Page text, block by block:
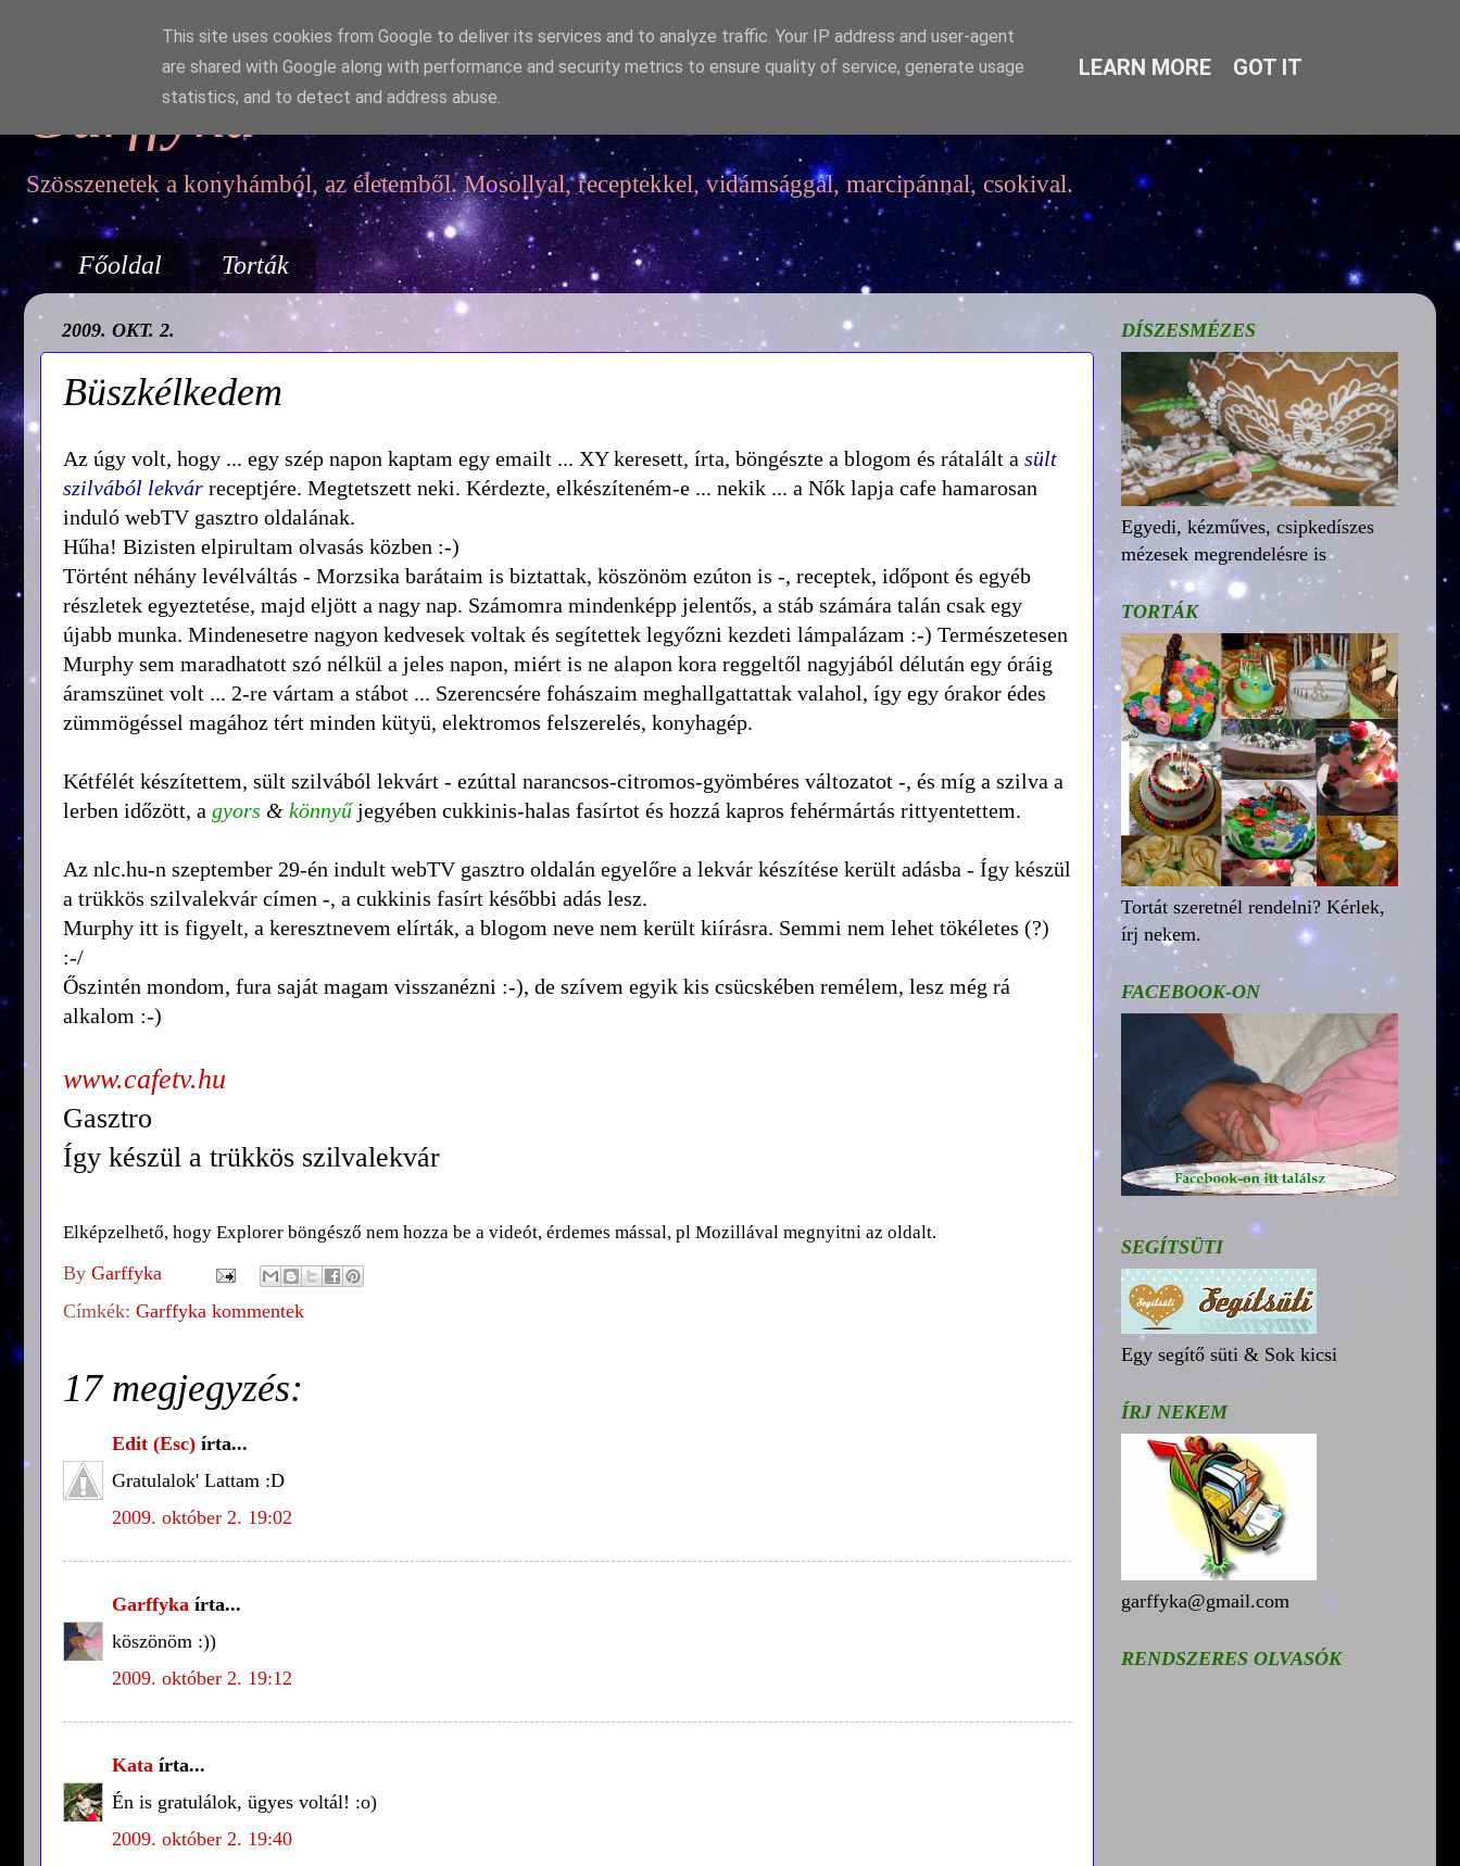
Garffyka
Szösszenetek a konyhámból, az életemből. Mosollyal, receptekkel, vidámsággal, marcipánnal, csokival.
Főoldal Torták
2009. OKT. 2.
Büszkélkedem
Az úgy volt, hogy ... egy szép napon kaptam egy emailt ... XY keresett, írta, böngészte a blogom és rátalált a sült
szilvából lekvár receptjére. Megtetszett neki. Kérdezte, elkészíteném-e ... nekik ... a Nők lapja cafe hamarosan
induló webTV gasztro oldalának.
Hűha! Bizisten elpirultam olvasás közben :-)
Történt néhány levélváltás - Morzsika barátaim is biztattak, köszönöm ezúton is -, receptek, időpont és egyéb
részletek egyeztetése, majd eljött a nagy nap. Számomra mindenképp jelentős, a stáb számára talán csak egy
újabb munka. Mindenesetre nagyon kedvesek voltak és segítettek legyőzni kezdeti lámpalázam :-) Természetesen
Murphy sem maradhatott szó nélkül a jeles napon, miért is ne alapon kora reggeltől nagyjából délután egy óráig
áramszünet volt ... 2-re vártam a stábot ... Szerencsére fohászaim meghallgattattak valahol, így egy órakor édes
zümmögéssel magához tért minden kütyü, elektromos felszerelés, konyhagép.
Kétfélét készítettem, sült szilvából lekvárt - ezúttal narancsos-citromos-gyömbéres változatot -, és míg a szilva a
lerben időzött, a gyors & könnyűjegyében cukkinis-halas fasírtot és hozzá kapros fehérmártás rittyentettem.
Az nlc.hu-n szeptember 29-én indult webTV gasztro oldalán egyelőre a lekvár készítése került adásba - Így készül
a trükkös szilvalekvár címen -, a cukkinis fasírt későbbi adás lesz.
Murphy itt is figyelt, a keresztnevem elírták, a blogom neve nem került kiírásra. Semmi nem lehet tökéletes (?)
:-/
Őszintén mondom, fura saját magam visszanézni :-), de szívem egyik kis csücskében remélem, lesz még rá
alkalom :-)
www.cafetv.hu
Gasztro
Így készül a trükkös szilvalekvár
Elképzelhető, hogy Explorer böngésző nem hozza be a videót, érdemes mással, pl Mozillával megnyitni az oldalt.
By Garffyka
Címkék: Garffyka kommentek
17 megjegyzés:
Edit (Esc) írta...
Gratulalok' Lattam :D
2009. október 2. 19:02
Garffyka írta...
köszönöm :))
2009. október 2. 19:12
Kata írta...
Én is gratulálok, ügyes voltál! :o)
2009. október 2. 19:40
DÍSZESMÉZES
Egyedi, kézműves, csipkedíszes
mézesek megrendelésre is
TORTÁK
Tortát szeretnél rendelni? Kérlek,
írj nekem.
FACEBOOK-ON
SEGÍTSÜTI
Egy segítő süti & Sok kicsi
ÍRJ NEKEM
garffyka@gmail.com
RENDSZERES OLVASÓK
This site uses cookies from Google to deliver its services and to analyze traffic. Your IP address and user-agent
are shared with Google along with performance and security metrics to ensure quality of service, generate usage
statistics, and to detect and address abuse.
LEARN MORE GOT IT